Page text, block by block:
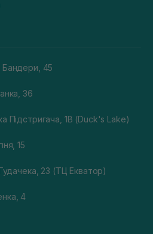
Бандери, 45
36
Підстригача, 1В (Duck's Lake)
15
23 (ТЦ Екватор)
4